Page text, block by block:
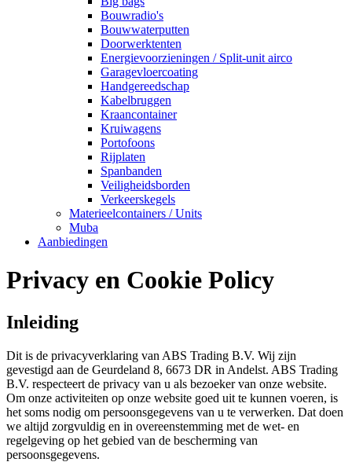
Bouwradio's
Bouwwaterputten
Doorwerktenten
Energievoorzieningen / Split-unit airco
Garagevloercoating
Handgereedschap
Kabelbruggen
Kraancontainer
Kruiwagens
Portofoons
Rijplaten
Spanbanden
Veiligheidsborden
Verkeerskegels
Materieelcontainers / Units
Muba
Aanbiedingen
Privacy en Cookie Policy
Inleiding
Dit is de privacyverklaring van ABS Trading B.V. Wij zijn
gevestigd aan de Geurdeland 8, 6673 DR in Andelst. ABS Trading
B.V. respecteert de privacy van u als bezoeker van onze website.
Om onze activiteiten op onze website goed uit te kunnen voeren, is
het soms nodig om persoonsgegevens van u te verwerken. Dat doen
we altijd zorgvuldig en in overeenstemming met de wet- en
regelgeving op het gebied van de bescherming van
persoonsgegevens.